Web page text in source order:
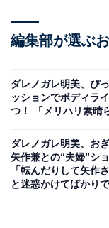
編集部が選ぶ
ダレノガレ明美、ぴ
ッションでボディラ
つ！ 「メリハリ素晴
ダレノガレ明美、お
矢作兼との“夫婦”シ
「転んだりして矢作
と迷惑かけてばかりで